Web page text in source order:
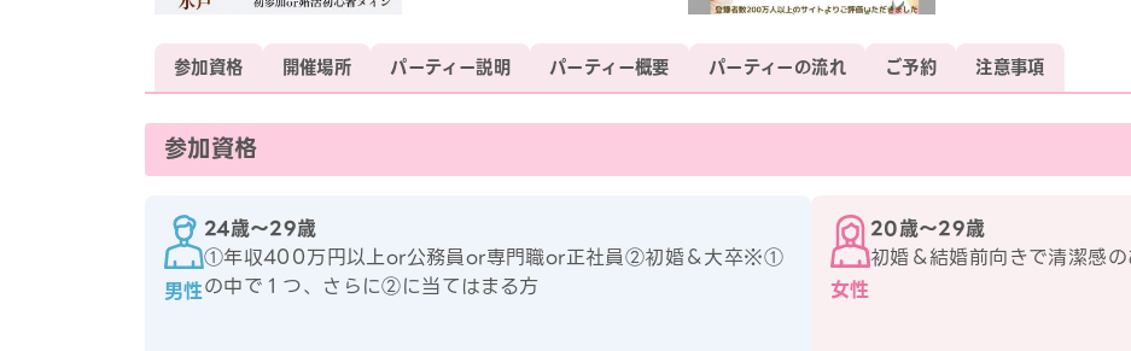
参加資格 開催場所 パーティー説明 パーティー概要 パーティーの流れ ご予約 注意事項
参加資格
男性
24歳〜29歳
①年収400万円以上or公務員or専門職or正社員②初婚＆大卒※①
の中で１つ、さらに②に当てはまる方
女性
20歳〜29歳
初婚＆結婚前向きで清潔感